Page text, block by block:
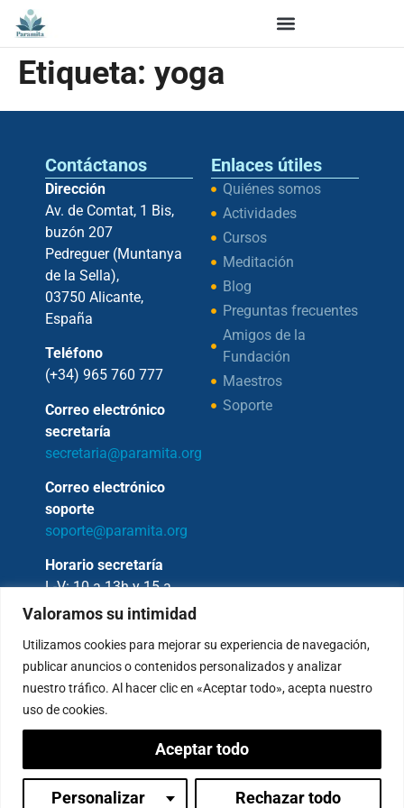
Valoramos su intimidad
Utilizamos cookies para mejorar su experiencia de navegación,
publicar anuncios o contenidos personalizados y analizar
nuestro tráfico. Al hacer clic en «Aceptar todo», acepta nuestro
uso de cookies.
Personalizar Rechazar todo
Aceptar todo
Etiqueta: yoga
Contáctanos
Dirección
Av. de Comtat, 1 Bis,
buzón 207
Pedreguer (Muntanya
de la Sella),
03750 Alicante,
España
Teléfono
(+34) 965 760 777
Correo electrónico
secretaría
secretaria@paramita.org
Correo electrónico
soporte
soporte@paramita.org
Horario secretaría
L-V: 10 a 13h y 15 a
17h
Enlaces útiles
Quiénes somos
Actividades
Cursos
Meditación
Blog
Preguntas frecuentes
Amigos de la
Fundación
Maestros
Soporte
Copyright © 2026 – Fundación Sakya –
Reservados todos los derechos.
— AVISO LEGAL —
Política de Privacidad
Condiciones de Pagos